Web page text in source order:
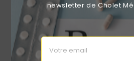
newsletter de Cholet